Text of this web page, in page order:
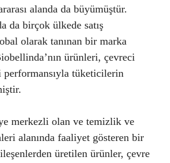
alanda da büyümüştür.
da birçok ülkede satış
olarak tanınan bir marka
ürünleri, çevreci
performansıyla tüketicilerin
merkezli olan ve temizlik ve
alanında faaliyet gösteren bir
üretilen ürünler, çevre